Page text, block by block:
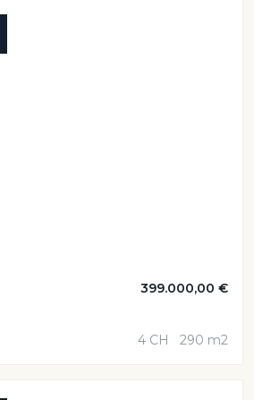
399.000,00 €
4 CH 290 m2